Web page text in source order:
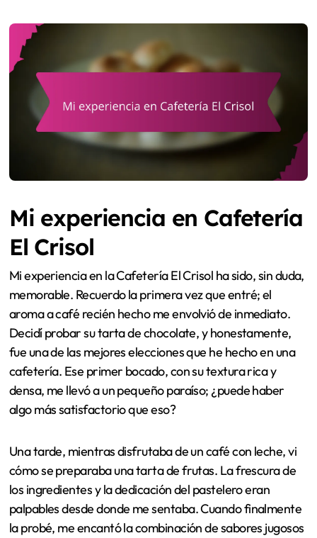
Mi experiencia en Cafetería
El Crisol
Mi experiencia en la Cafetería El Crisol ha sido, sin duda,
memorable. Recuerdo la primera vez que entré; el
aroma a café recién hecho me envolvió de inmediato.
Decidí probar su tarta de chocolate, y honestamente,
fue una de las mejores elecciones que he hecho en una
cafetería. Ese primer bocado, con su textura rica y
densa, me llevó a un pequeño paraíso; ¿puede haber
algo más satisfactorio que eso?
Una tarde, mientras disfrutaba de un café con leche, vi
cómo se preparaba una tarta de frutas. La frescura de
los ingredientes y la dedicación del pastelero eran
palpables desde donde me sentaba. Cuando finalmente
la probé, me encantó la combinación de sabores jugosos